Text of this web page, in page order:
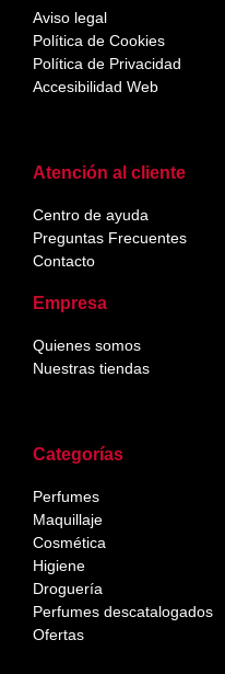
Categorías
Perfumes
Maquillaje
Cosmética
Higiene
Droguería
Perfumes descatalogados
Ofertas
Atención al cliente
Centro de ayuda
Preguntas Frecuentes
Contacto
Empresa
Quienes somos
Nuestras tiendas
Aviso legal
Política de Cookies
Política de Privacidad
Accesibilidad Web